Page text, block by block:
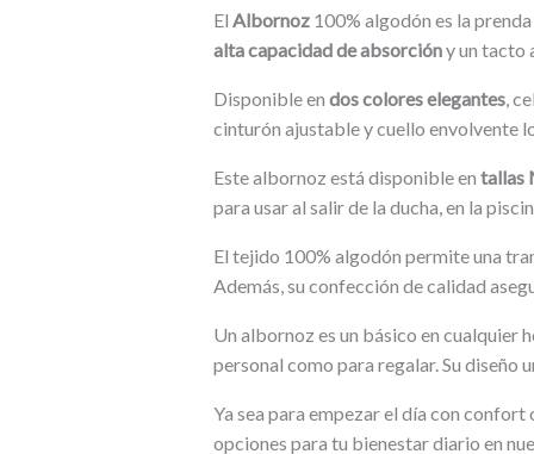
El Albornoz100% algodón es la
alta capacidad de absorcióny un tacto
Disponible en dos colores elegantes,
cinturón ajustable y cuello envolvente
Este albornoz está disponible en tallas
para usar al salir de la ducha, en la
El tejido 100% algodón permite una
Además, su confección de calidad
Un albornoz es un básico en
personal como para regalar. Su diseño
Ya sea para empezar el día con
opciones para tu bienestar diario en